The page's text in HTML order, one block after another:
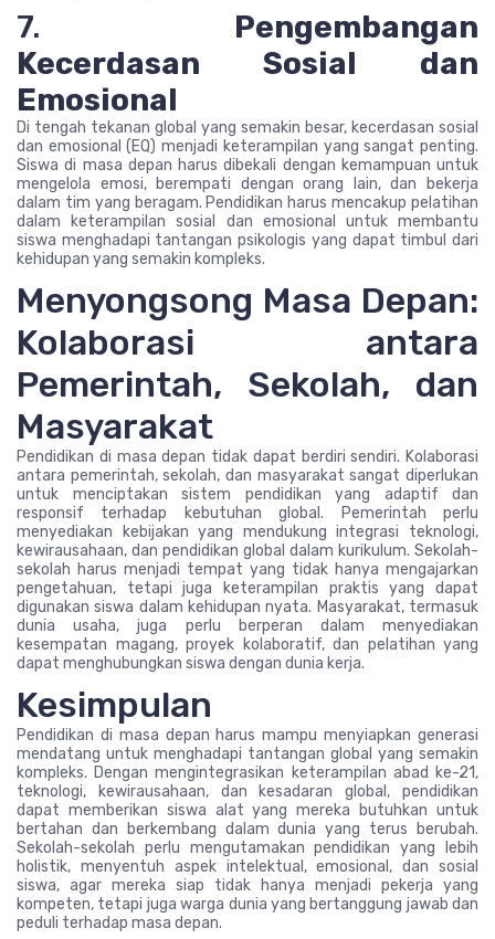
7. Pengembangan
Kecerdasan Sosial dan
Emosional
Di tengah tekanan global yang semakin besar, kecerdasan sosial
dan emosional (EQ) menjadi keterampilan yang sangat penting.
Siswa di masa depan harus dibekali dengan kemampuan untuk
mengelola emosi, berempati dengan orang lain, dan bekerja
dalam tim yang beragam. Pendidikan harus mencakup pelatihan
dalam keterampilan sosial dan emosional untuk membantu
siswa menghadapi tantangan psikologis yang dapat timbul dari
kehidupan yang semakin kompleks.
Menyongsong Masa Depan:
Kolaborasi antara
Pemerintah, Sekolah, dan
Masyarakat
Pendidikan di masa depan tidak dapat berdiri sendiri. Kolaborasi
antara pemerintah, sekolah, dan masyarakat sangat diperlukan
untuk menciptakan sistem pendidikan yang adaptif dan
responsif terhadap kebutuhan global. Pemerintah perlu
menyediakan kebijakan yang mendukung integrasi teknologi,
kewirausahaan, dan pendidikan global dalam kurikulum. Sekolah-
sekolah harus menjadi tempat yang tidak hanya mengajarkan
pengetahuan, tetapi juga keterampilan praktis yang dapat
digunakan siswa dalam kehidupan nyata. Masyarakat, termasuk
dunia usaha, juga perlu berperan dalam menyediakan
kesempatan magang, proyek kolaboratif, dan pelatihan yang
dapat menghubungkan siswa dengan dunia kerja.
Kesimpulan
Pendidikan di masa depan harus mampu menyiapkan generasi
mendatang untuk menghadapi tantangan global yang semakin
kompleks. Dengan mengintegrasikan keterampilan abad ke-21,
teknologi, kewirausahaan, dan kesadaran global, pendidikan
dapat memberikan siswa alat yang mereka butuhkan untuk
bertahan dan berkembang dalam dunia yang terus berubah.
Sekolah-sekolah perlu mengutamakan pendidikan yang lebih
holistik, menyentuh aspek intelektual, emosional, dan sosial
siswa, agar mereka siap tidak hanya menjadi pekerja yang
kompeten, tetapi juga warga dunia yang bertanggung jawab dan
peduli terhadap masa depan.